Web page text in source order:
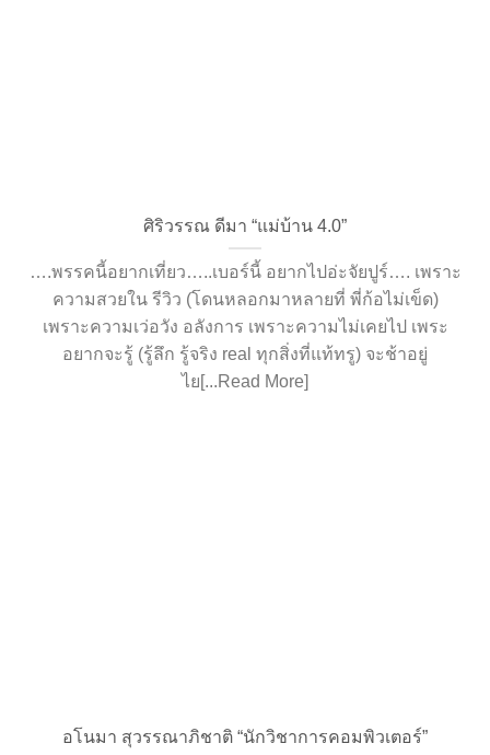
ศิริวรรณ ดีมา “แม่บ้าน 4.0”
….พรรคนี้อยากเที่ยว…..เบอร์นี้ อยากไปอ่ะจัยปูร์…. เพราะ
ความสวยใน รีวิว (โดนหลอกมาหลายที่ พี่ก้อไม่เข็ด)
เพราะความเว่อวัง อลังการ เพราะความไม่เคยไป เพระ
อยากจะรู้ (รู้ลึก รู้จริง real ทุกสิ่งที่แท้ทรู) จะช้าอยู่
ไย[...Read More]
อโนมา สุวรรณาภิชาติ “นักวิชาการคอมพิวเตอร์”